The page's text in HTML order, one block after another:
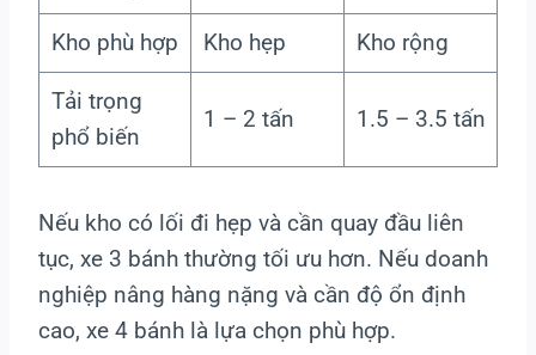
Kho phù hợp Kho hẹp Kho rộng
Tải trọng
phổ biến
1 – 2 tấn 1.5 – 3.5 tấn
Nếu kho có lối đi hẹp và cần quay đầu liên
tục, xe 3 bánh thường tối ưu hơn. Nếu doanh
nghiệp nâng hàng nặng và cần độ ổn định
cao, xe 4 bánh là lựa chọn phù hợp.